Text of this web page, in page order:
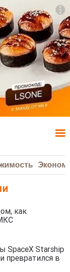
как
SpaceX Starship
превратился в